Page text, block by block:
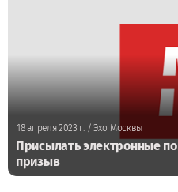
18 апреля 2023 г./ Эхо Москвы
Присылать электронные
призыв